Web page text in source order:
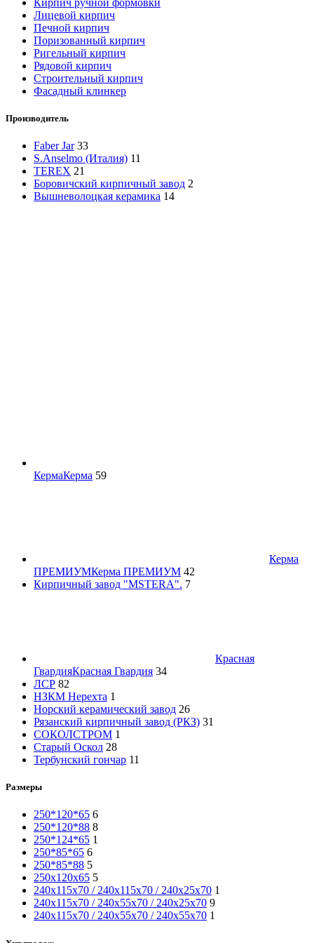
Лицевой кирпич
Печной кирпич
Поризованный кирпич
Ригельный кирпич
Рядовой кирпич
Строительный кирпич
Фасадный клинкер
Производитель
Faber Jar 33
S.Anselmo (Италия) 11
TEREX 21
Боровичский кирпичный завод 2
Вышневолоцкая керамика 14
КермаКерма 59
Керма
ПРЕМИУМКерма ПРЕМИУМ 42
Кирпичный завод "MSTERA". 7
Красная
ГвардияКрасная Гвардия 34
ЛСР 82
НЗКМ Нерехта 1
Норский керамический завод 26
Рязанский кирпичный завод (РКЗ) 31
СОКОЛСТРОМ 1
Старый Оскол 28
Тербунский гончар 11
Размеры
250*120*65 6
250*120*88 8
250*124*65 1
250*85*65 6
250*85*88 5
250х120х65 5
240х115х70 / 240х115х70 / 240х25х70 1
240х115х70 / 240х55х70 / 240х25х70 9
240х115х70 / 240х55х70 / 240х55х70 1